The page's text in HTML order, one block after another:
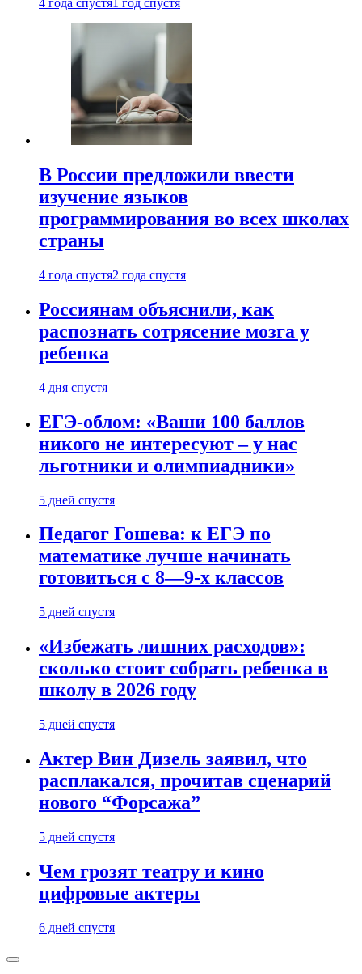
4 года спустя 1 год спустя
В России предложили ввести
изучение языков
программирования во всех школах
страны
4 года спустя2 года спустя
Россиянам объяснили, как
распознать сотрясение мозга у
ребенка
4 дня спустя
ЕГЭ-облом: «Ваши 100 баллов
никого не интересуют – у нас
льготники и олимпиадники»
5 дней спустя
Педагог Гошева: к ЕГЭ по
математике лучше начинать
готовиться с 8—9-х классов
5 дней спустя
«Избежать лишних расходов»:
сколько стоит собрать ребенка в
школу в 2026 году
5 дней спустя
Актер Вин Дизель заявил, что
расплакался, прочитав сценарий
нового “Форсажа”
5 дней спустя
Чем грозят театру и кино
цифровые актеры
6 дней спустя